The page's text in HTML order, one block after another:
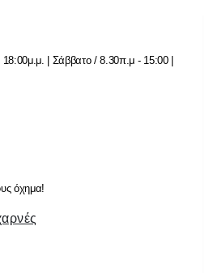
| Σάββατο / 8.30π.μ - 15:00 |
όχημα!